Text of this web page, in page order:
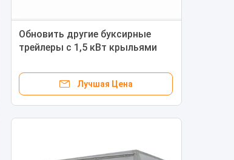
Обновить другие буксирные
трейлеры с 1,5 кВт крыльями
Лучшая Цена